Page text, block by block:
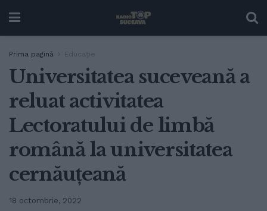
Prima pagină Educație
Universitatea suceveană a
reluat activitatea
Lectoratului de limbă
română la universitatea
cernăuțeană
18 octombrie, 2022